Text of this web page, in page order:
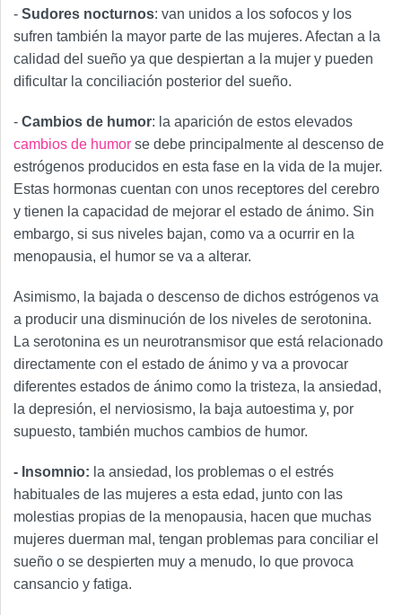
- Sudores nocturnos: van unidos a los sofocos y los
sufren también la mayor parte de las mujeres. Afectan a la
calidad del sueño ya que despiertan a la mujer y pueden
dificultar la conciliación posterior del sueño.
- Cambios de humor: la aparición de estos elevados
cambios de humor se debe principalmente al descenso de
estrógenos producidos en esta fase en la vida de la mujer.
Estas hormonas cuentan con unos receptores del cerebro
y tienen la capacidad de mejorar el estado de ánimo. Sin
embargo, si sus niveles bajan, como va a ocurrir en la
menopausia, el humor se va a alterar.
Asimismo, la bajada o descenso de dichos estrógenos va
a producir una disminución de los niveles de serotonina.
La serotonina es un neurotransmisor que está relacionado
directamente con el estado de ánimo y va a provocar
diferentes estados de ánimo como la tristeza, la ansiedad,
la depresión, el nerviosismo, la baja autoestima y, por
supuesto, también muchos cambios de humor.
- Insomnio: la ansiedad, los problemas o el estrés
habituales de las mujeres a esta edad, junto con las
molestias propias de la menopausia, hacen que muchas
mujeres duerman mal, tengan problemas para conciliar el
sueño o se despierten muy a menudo, lo que provoca
cansancio y fatiga.